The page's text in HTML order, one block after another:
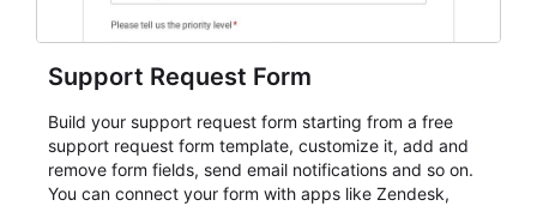
Support Request Form
Build your support request form starting from a free
support request form template, customize it, add and
remove form fields, send email notifications and so on.
You can connect your form with apps like Zendesk,